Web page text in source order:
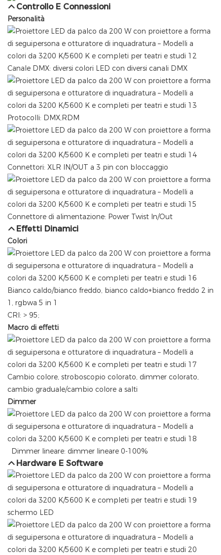
Controllo E Connessioni
Personalità
Canale DMX: diversi colori LED con diversi canali DMX
Protocolli: DMX,RDM
Connettori: XLR IN/OUT a 3 pin con bloccaggio
Connettore di alimentazione: Power Twist In/Out
Effetti Dinamici
Colori
Bianco caldo/bianco freddo, bianco caldo+bianco freddo 2 in
1, rgbwa 5 in 1
CRI: > 95;
Macro di effetti
Cambio colore, stroboscopio colorato, dimmer colorato,
cambio graduale/cambio colore a salti
Dimmer
Dimmer lineare: dimmer lineare 0-100%
Hardware E Software
schermo LED